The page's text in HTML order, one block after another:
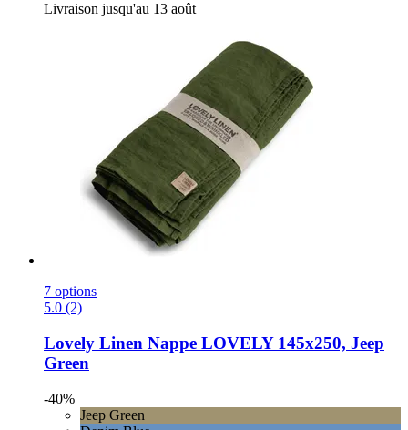
Livraison jusqu'au 13 août
7 options
5.0 (2)
Lovely Linen Nappe LOVELY 145x250, Jeep
Green
-40%
Jeep Green